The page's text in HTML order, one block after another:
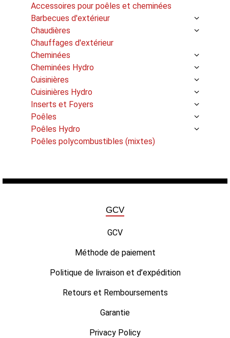
Accessoires pour poêles et cheminées
Barbecues d'extérieur
Chaudières
Chauffages d'extérieur
Cheminées
Cheminées Hydro
Cuisinières
Cuisinières Hydro
Inserts et Foyers
Poêles
Poêles Hydro
Poêles polycombustibles (mixtes)
GCV
GCV
Méthode de paiement
Politique de livraison et d’expédition
Retours et Remboursements
Garantie
Privacy Policy